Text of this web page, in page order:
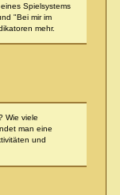
Spielsystems
"Bei mir im
mehr.
Wie viele
man eine
und